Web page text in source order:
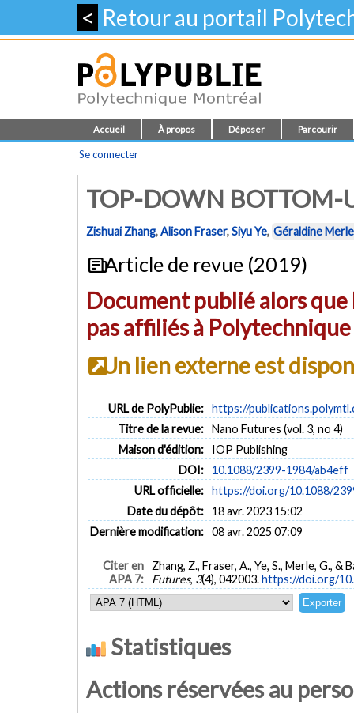
< Retour au portail
Accueil À propos Déposer Parcourir
Se connecter
TOP-DOWN BOTTOM-
Zishuai Zhang,Alison Fraser,Siyu Ye, Géraldine Merle
Article de revue (2019)
Document publié alors
pas affiliés à
Un lien externe est
URL de PolyPublie: https://
Titre de la revue: Nano Futures (vol. 3, no 4)
Maison d'édition:
IOP Publishing
DOI:
10.1088/2399-1984/ab4eff
URL officielle: https://doi.org/10.1088/
Date du dépôt:
18 avr. 2023 15:02
Dernière modification: 08 avr. 2025 07:09
Citer en
APA 7:
Zhang, Z., Fraser, A., Ye, S., Merle, G.,
Futures, 3(4), 042003.https://doi.org/
Statistiques
Actions réservées au